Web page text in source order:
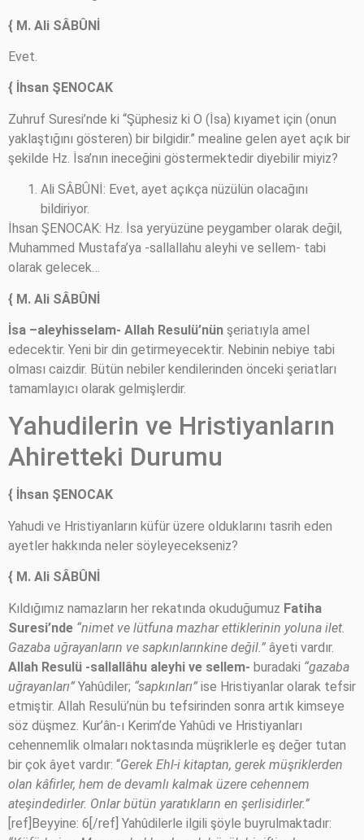
{ M. Ali SÂBÛNİ
Evet.
{ İhsan ŞENOCAK
Zuhruf Suresi’nde ki “Şüphesiz ki O (İsa) kıyamet için (onun
yaklaştığını gösteren) bir bilgidir.” mealine gelen ayet açık bir
şekilde Hz. İsa’nın ineceğini göstermektedir diyebilir miyiz?
Ali SÂBÛNİ: Evet, ayet açıkça nüzülün olacağını
bildiriyor.
İhsan ŞENOCAK: Hz. İsa yeryüzüne peygamber olarak değil,
Muhammed Mustafa’ya -sallallahu aleyhi ve sellem- tabi
olarak gelecek…
{ M. Ali SÂBÛNİ
İsa –aleyhisselam- Allah Resulü’nün şeriatıyla amel
edecektir. Yeni bir din getirmeyecektir. Nebinin nebiye tabi
olması caizdir. Bütün nebiler kendilerinden önceki şeriatları
tamamlayıcı olarak gelmişlerdir.
Yahudilerin ve Hristiyanların
Ahiretteki Durumu
{ İhsan ŞENOCAK
Yahudi ve Hristiyanların küfür üzere olduklarını tasrih eden
ayetler hakkında neler söyleyecekseniz?
{ M. Ali SÂBÛNİ
Kıldığımız namazların her rekatında okuduğumuz Fatiha
Suresi’nde “nimet ve lütfuna mazhar ettiklerinin yoluna ilet.
Gazaba uğrayanların ve sapkınlarınkine değil.” âyeti vardır.
Allah Resulü -sallallâhu aleyhi ve sellem- buradaki “gazaba
uğrayanları” Yahûdiler; “sapkınları” ise Hristiyanlar olarak tefsir
etmiştir. Allah Resulü’nün bu tefsirinden sonra artık kimseye
söz düşmez. Kur’ân-ı Kerim’de Yahûdi ve Hristiyanları
cehennemlik olmaları noktasında müşriklerle eş değer tutan
bir çok âyet vardır: “Gerek Ehl-i kitaptan, gerek müşriklerden
olan kâfirler, hem de devamlı kalmak üzere cehennem
ateşindedirler. Onlar bütün yaratıkların en şerlisidirler.”
[ref]Beyyine: 6[/ref] Yahûdilerle ilgili şöyle buyrulmaktadır: